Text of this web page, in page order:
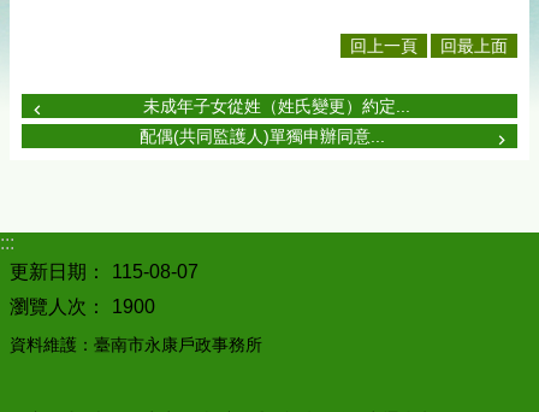
回上一頁 回最上面
未成年子女從姓（姓氏變更）約定...
配偶(共同監護人)單獨申辦同意...
:::
更新日期：
115-08-07
瀏覽人次：
1900
資料維護：臺南市永康戶政事務所